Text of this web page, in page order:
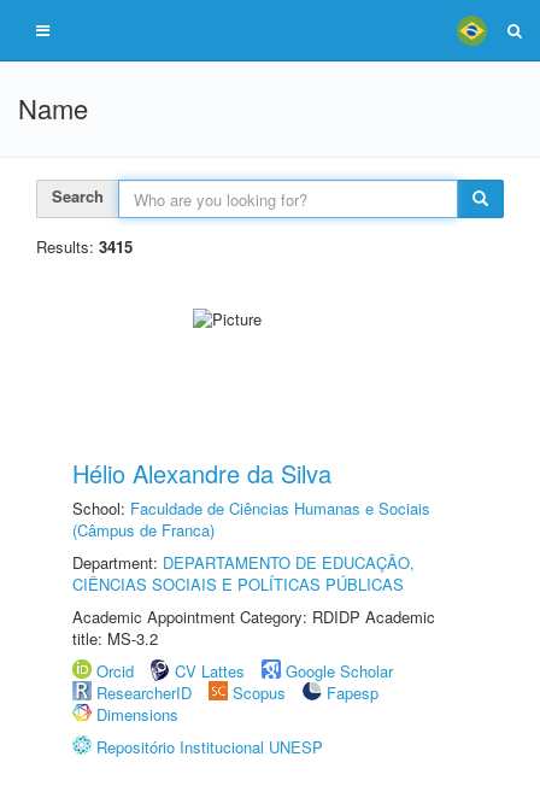
Name
Search
Results: 3415
Hélio Alexandre da Silva
School: Faculdade de Ciências Humanas e Sociais
(Câmpus de Franca)
Department: DEPARTAMENTO DE EDUCAÇÃO,
CIÊNCIAS SOCIAIS E POLÍTICAS PÚBLICAS
Academic Appointment Category: RDIDP Academic
title: MS-3.2
Orcid
CV Lattes
Google Scholar
ResearcherID
Scopus
Fapesp
Dimensions
Repositório Institucional UNESP